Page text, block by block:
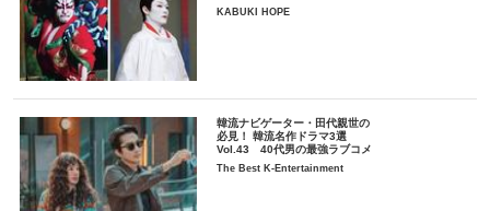
KABUKI HOPE
韓流ナビゲーター・田代親世の
必見！ 韓流名作ドラマ3選
Vol.43 40代男の最強ラブコメ
The Best K-Entertainment